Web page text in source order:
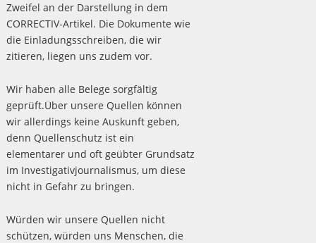
Zweifel an der Darstellung in dem
CORRECTIV-Artikel. Die Dokumente wie
die Einladungsschreiben, die wir
zitieren, liegen uns zudem vor.
Wir haben alle Belege sorgfältig
geprüft.Über unsere Quellen können
wir allerdings keine Auskunft geben,
denn Quellenschutz ist ein
elementarer und oft geübter Grundsatz
im Investigativjournalismus, um diese
nicht in Gefahr zu bringen.
Würden wir unsere Quellen nicht
schützen, würden uns Menschen, die